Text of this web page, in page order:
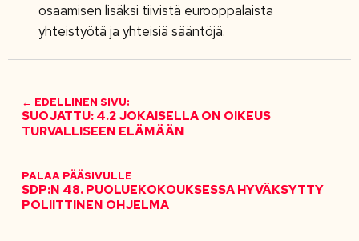
osaamisen lisäksi tiivistä eurooppalaista
yhteistyötä ja yhteisiä sääntöjä.
← EDELLINEN SIVU:
SUOJATTU: 4.2 JOKAISELLA ON OIKEUS
TURVALLISEEN ELÄMÄÄN
PALAA PÄÄSIVULLE
SDP:N 48. PUOLUEKOKOUKSESSA HYVÄKSYTTY
POLIITTINEN OHJELMA